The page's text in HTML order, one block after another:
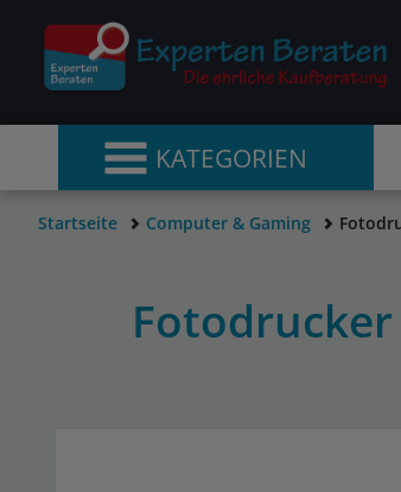
KATEGORIEN
Startseite Computer & Gaming